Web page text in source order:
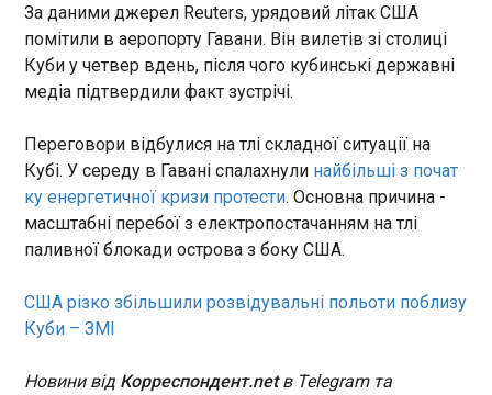
Королеву Данії Маргрете II у четвер, 14 травня,
госпіталізували до лікарні у Копенгагені після
серцевого нападу. Про це повідомила
пресслужба королівського будинку Данії.
лікарні протягом вихідних для спостереження та
подальших медичних обстежень.
ЧИТАТЬ
Ізраїльські націоналісти провели марш до
річниці анексії Східного Єрусалиму
02:58:03
За даними джерел Reuters, урядовий літак США
помітили в аеропорту Гавани. Він вилетів зі столиці
Куби у четвер вдень, після чого кубинські державні
медіа підтвердили факт зустрічі.
Переговори відбулися на тлі складної ситуації на
Кубі. У середу в Гавані спалахнули найбільші з почат
ку енергетичної кризи протести. Основна причина -
масштабні перебої з електропостачанням на тлі
паливної блокади острова з боку США.
США різко збільшили розвідувальні польоти поблизу
Куби – ЗМІ
Новини від Корреспондент.netв Telegram та